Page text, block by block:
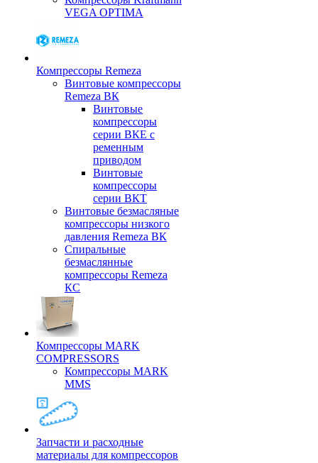
VEGA OPTIMA
Компрессоры Remeza
Винтовые компрессоры
Remeza ВК
Винтовые
компрессоры
серии ВКЕ с
ременным
приводом
Винтовые
компрессоры
серии ВКТ
Винтовые безмасляные
компрессоры низкого
давления Remeza ВК
Спиральные
безмаслянные
компрессоры Remeza
КС
Компрессоры MARK
COMPRESSORS
Компрессоры MARK
MMS
Запчасти и расходные
материалы для компрессоров